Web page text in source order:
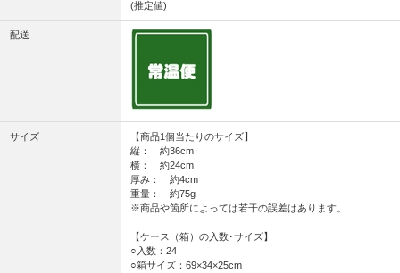
(推定値)
配送
サイズ
【商品1個当たりのサイズ】
縦： 約36cm
横： 約24cm
厚み： 約4cm
重量： 約75g
※商品や箇所によっては若干の誤差はあります。
【ケース（箱）の入数･サイズ】
○入数：24
○箱サイズ：69×34×25cm